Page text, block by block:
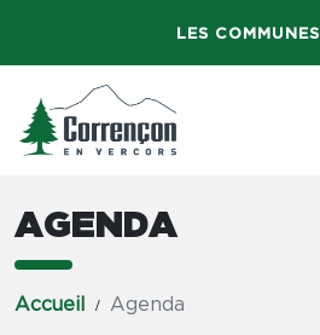
LES COMMUNES
AGENDA
Accueil Agenda